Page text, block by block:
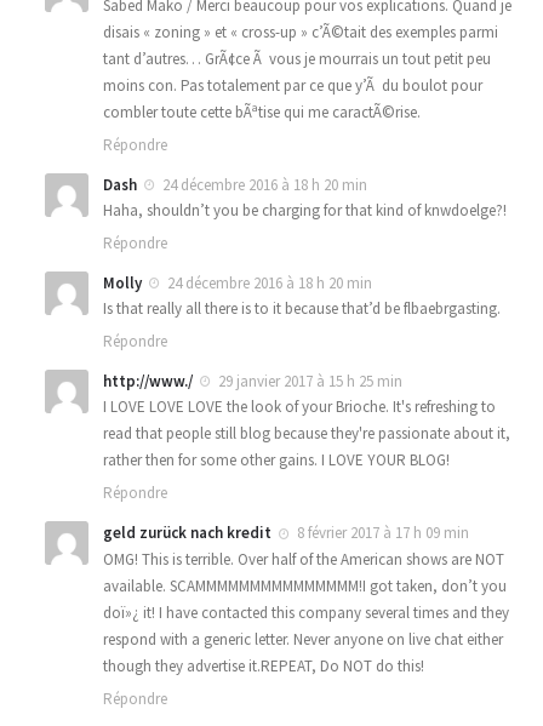
Sabed Mako / Merci beaucoup pour vos explications. Quand je
disais « zoning » et « cross-up » c’Ã©tait des exemples parmi
tant d’autres… GrÃ¢ce Ã vous je mourrais un tout petit peu
moins con. Pas totalement par ce que y’Ã du boulot pour
combler toute cette bÃªtise qui me caractÃ©rise.
Répondre
Dash
24 décembre 2016 à 18 h 20 min
Haha, shouldn’t you be charging for that kind of knwdoelge?!
Répondre
Molly
24 décembre 2016 à 18 h 20 min
Is that really all there is to it because that’d be flbaebrgasting.
Répondre
http://www./
29 janvier 2017 à 15 h 25 min
I LOVE LOVE LOVE the look of your Brioche. It's refreshing to
read that people still blog because they're passionate about it,
rather then for some other gains. I LOVE YOUR BLOG!
Répondre
geld zurück nach kredit
8 février 2017 à 17 h 09 min
OMG! This is terrible. Over half of the American shows are NOT
available. SCAMMMMMMMMMMMMMMM!I got taken, don’t you
doï»¿ it! I have contacted this company several times and they
respond with a generic letter. Never anyone on live chat either
though they advertise it.REPEAT, Do NOT do this!
Répondre